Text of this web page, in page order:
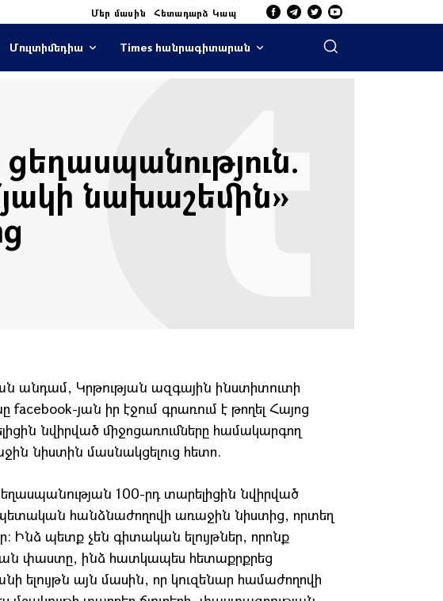
Մեր մասին Հետադարձ Կապ
Մուլտիմեդիա Times հանրագիտարան
նախաշեմին»
անդամ, Կրթության ազգային ինստիտուտի
յան իր էջում գրառում է թողել Հայոց
նվիրված միջոցառումները համակարգող
նիստին մասնակցելուց հետո.
100-րդ տարելիցին նվիրված
հանձնաժողովի առաջին նիստից, որտեղ
Ինձ պետք չեն գիտական ելույթներ, որոնք
փաստը, ինձ հատկապես հետաքրքրեց
ելույթն այն մասին, որ կուզենար համաժողովի